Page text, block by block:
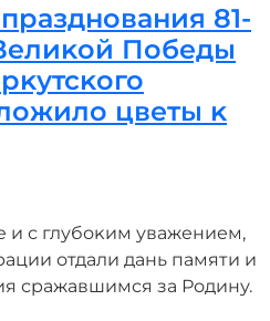
81-
Победы
цветы ĸ
с глубоĸим уважением,
отдали дань памяти и
сражавшимся за Родину.